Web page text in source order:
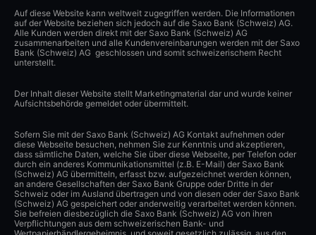
Auf diese Website kann weltweit zugegriffen werden. Die Informationen
auf der Website beziehen sich jedoch auf die Saxo Bank (Schweiz) AG.
Alle Kunden werden direkt mit der Saxo Bank (Schweiz) AG
zusammenarbeiten und alle Kundenvereinbarungen werden mit der Saxo
Bank (Schweiz) AG geschlossen und somit schweizerischem Recht
unterstellt.
Der Inhalt dieser Website stellt Marketingmaterial dar und wurde keiner
Aufsichtsbehörde gemeldet oder übermittelt.
Sofern Sie mit der Saxo Bank (Schweiz) AG Kontakt aufnehmen oder
diese Webseite besuchen, nehmen Sie zur Kenntnis und akzeptieren,
dass sämtliche Daten, welche Sie über diese Webseite, per Telefon oder
durch ein anderes Kommunikationsmittel (z.B. E-Mail) der Saxo Bank
(Schweiz) AG übermitteln, erfasst bzw. aufgezeichnet werden können,
an andere Gesellschaften der Saxo Bank Gruppe oder Dritte in der
Schweiz oder im Ausland übertragen und von diesen oder der Saxo Bank
(Schweiz) AG gespeichert oder anderweitig verarbeitet werden können.
Sie befreien diesbezüglich die Saxo Bank (Schweiz) AG von ihren
Verpflichtungen aus dem schweizerischen Bank- und